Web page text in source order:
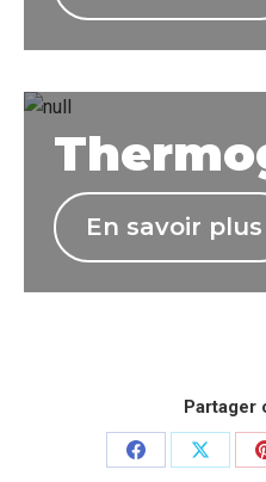
En savoir plus
Partager
Partager